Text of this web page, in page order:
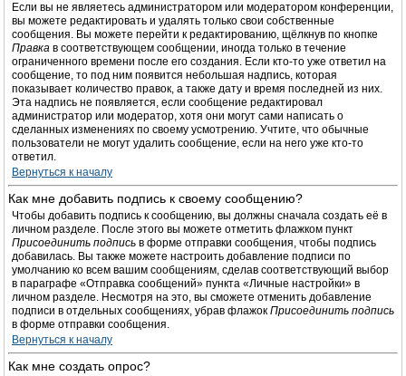
Если вы не являетесь администратором или модератором конференции,
вы можете редактировать и удалять только свои собственные
сообщения. Вы можете перейти к редактированию, щёлкнув по кнопке
Правка в соответствующем сообщении, иногда только в течение
ограниченного времени после его создания. Если кто-то уже ответил на
сообщение, то под ним появится небольшая надпись, которая
показывает количество правок, а также дату и время последней из них.
Эта надпись не появляется, если сообщение редактировал
администратор или модератор, хотя они могут сами написать о
сделанных изменениях по своему усмотрению. Учтите, что обычные
пользователи не могут удалить сообщение, если на него уже кто-то
ответил.
Вернуться к началу
Как мне добавить подпись к своему сообщению?
Чтобы добавить подпись к сообщению, вы должны сначала создать её в
личном разделе. После этого вы можете отметить флажком пункт
Присоединить подпись в форме отправки сообщения, чтобы подпись
добавилась. Вы также можете настроить добавление подписи по
умолчанию ко всем вашим сообщениям, сделав соответствующий выбор
в параграфе «Отправка сообщений» пункта «Личные настройки» в
личном разделе. Несмотря на это, вы сможете отменить добавление
подписи в отдельных сообщениях, убрав флажок Присоединить подпись
в форме отправки сообщения.
Вернуться к началу
Как мне создать опрос?